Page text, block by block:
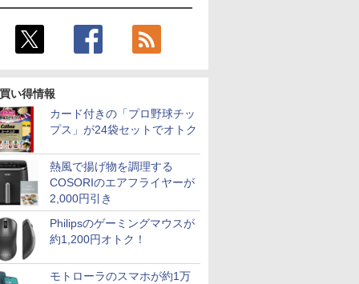
い得情報
カード付きの「プロ野球チッ
プス」が24袋セットでオトク
熱風で揚げ物を調理する
COSORIのエアフライヤーが
2,000円引き
Philipsのゲーミングマウスが
約1,200円オトク！
モトローラのスマホが約1万